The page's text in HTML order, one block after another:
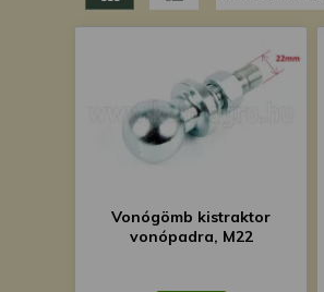
Vonógömb kistraktor
vonópadra, M22